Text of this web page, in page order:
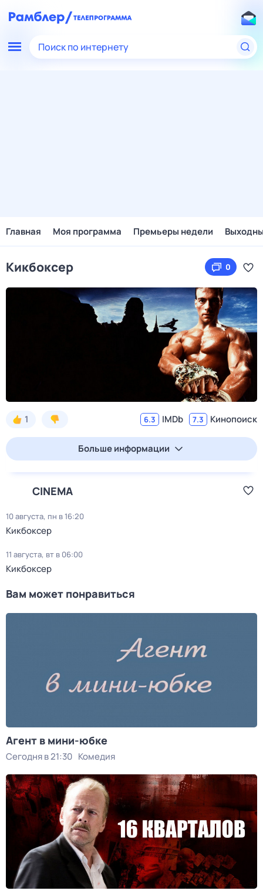
Поиск по интернету
Главная Моя программа Премьеры недели
Кикбоксер 0
1 6.3 IMDb 7.3 Кинопоиск
Больше информации
CINEMA
10 августа, пн в 16:20
Кикбоксер
11 августа, вт в 06:00
Кикбоксер
Вам может понравиться
Агент в мини-юбке
Сегодня в 21:30 Комедия